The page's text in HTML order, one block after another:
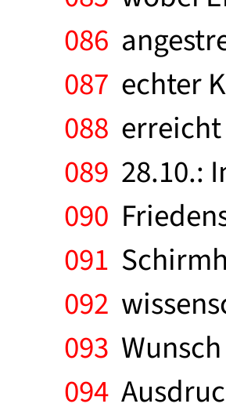
086
087 echter
088
089 28.10.:
090
091
092
093
094